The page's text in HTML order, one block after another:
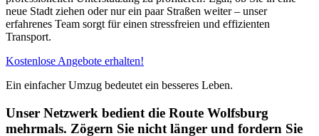
neue Stadt ziehen oder nur ein paar Straßen weiter – unser
erfahrenes Team sorgt für einen stressfreien und effizienten
Transport.
Kostenlose Angebote erhalten!
Ein einfacher Umzug bedeutet ein besseres Leben.
Unser Netzwerk bedient die Route Wolfsburg
mehrmals. Zögern Sie nicht länger und fordern Sie